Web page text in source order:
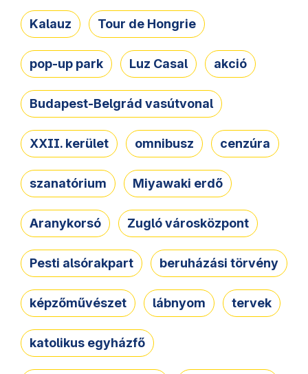
Kalauz Tour de Hongrie
pop-up park Luz Casal akció
Budapest-Belgrád vasútvonal
XXII. kerület omnibusz cenzúra
szanatórium Miyawaki erdő
Aranykorsó Zugló városközpont
Pesti alsórakpart beruházási törvény
képzőművészet lábnyom tervek
katolikus egyházfő